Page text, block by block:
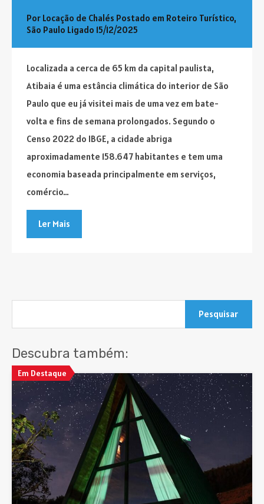
Por Locação de Chalés Postado em Roteiro Turístico,
São Paulo Ligado 15/12/2025
Localizada a cerca de 65 km da capital paulista,
Atibaia é uma estância climática do interior de São
Paulo que eu já visitei mais de uma vez em bate-
volta e fins de semana prolongados. Segundo o
Censo 2022 do IBGE, a cidade abriga
aproximadamente 158.647 habitantes e tem uma
economia baseada principalmente em serviços,
comércio…
Ler Mais
Pesquisar
por:
Descubra também:
Em Destaque